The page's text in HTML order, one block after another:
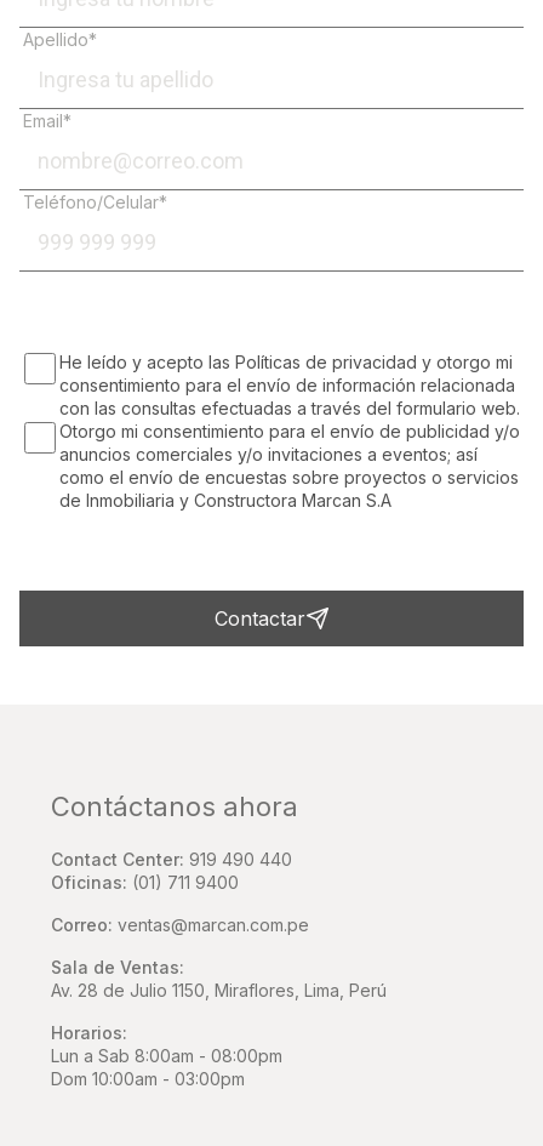
Apellido*
Email*
Teléfono/Celular*
He leído y acepto las Políticas de privacidad y otorgo mi
consentimiento para el envío de información relacionada
con las consultas efectuadas a través del formulario web.
Otorgo mi consentimiento para el envío de publicidad y/o
anuncios comerciales y/o invitaciones a eventos; así
como el envío de encuestas sobre proyectos o servicios
de Inmobiliaria y Constructora Marcan S.A
Contactar
Contáctanos ahora
Contact Center: 919 490 440
Oficinas: (01) 711 9400
Correo: ventas@marcan.com.pe
Sala de Ventas:
Av. 28 de Julio 1150, Miraflores, Lima, Perú
Horarios:
Lun a Sab 8:00am - 08:00pm
Dom 10:00am - 03:00pm